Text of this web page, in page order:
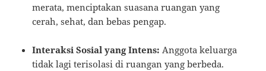
merata, menciptakan suasana ruangan yang
cerah, sehat, dan bebas pengap.
Interaksi Sosial yang Intens: Anggota keluarga
tidak lagi terisolasi di ruangan yang berbeda.